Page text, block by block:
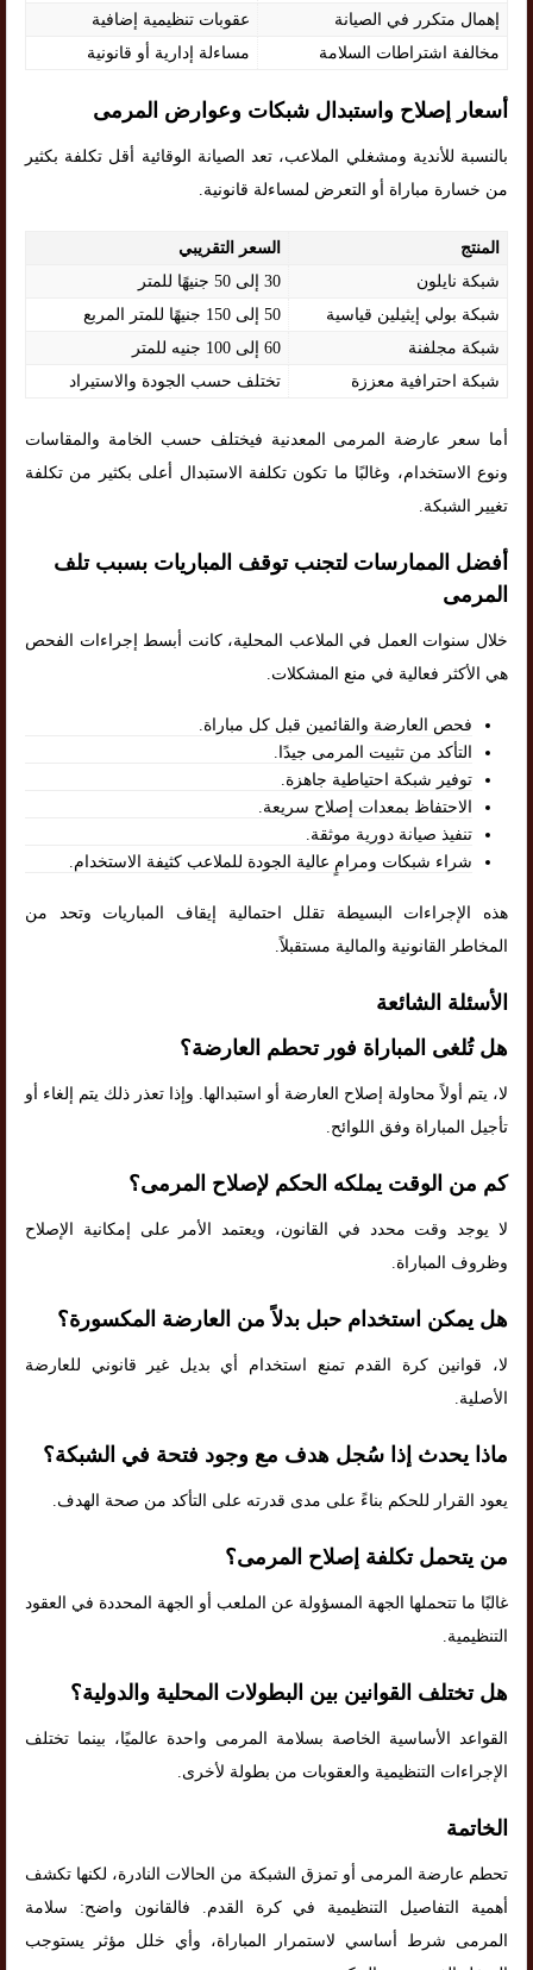
إهمال متكرر في الصيانة
عقوبات تنظيمية إضافية
مخالفة اشتراطات السلامة
مساءلة إدارية أو قانونية
أسعار إصلاح واستبدال شبكات وعوارض المرمى
بالنسبة للأندية ومشغلي الملاعب، تعد الصيانة الوقائية أقل تكلفة بكثير
من خسارة مباراة أو التعرض لمساءلة قانونية.
المنتج
السعر التقريبي
شبكة نايلون
30 إلى 50 جنيهًا للمتر
شبكة بولي إيثيلين قياسية
50 إلى 150 جنيهًا للمتر المربع
شبكة مجلفنة
60 إلى 100 جنيه للمتر
شبكة احترافية معززة
تختلف حسب الجودة والاستيراد
أما سعر عارضة المرمى المعدنية فيختلف حسب الخامة والمقاسات
ونوع الاستخدام، وغالبًا ما تكون تكلفة الاستبدال أعلى بكثير من تكلفة
تغيير الشبكة.
أفضل الممارسات لتجنب توقف المباريات بسبب تلف
المرمى
خلال سنوات العمل في الملاعب المحلية، كانت أبسط إجراءات الفحص
هي الأكثر فعالية في منع المشكلات.
فحص العارضة والقائمين قبل كل مباراة.
التأكد من تثبيت المرمى جيدًا.
توفير شبكة احتياطية جاهزة.
الاحتفاظ بمعدات إصلاح سريعة.
تنفيذ صيانة دورية موثقة.
شراء شبكات ومرامٍ عالية الجودة للملاعب كثيفة الاستخدام.
هذه الإجراءات البسيطة تقلل احتمالية إيقاف المباريات وتحد من
المخاطر القانونية والمالية مستقبلاً.
الأسئلة الشائعة
هل تُلغى المباراة فور تحطم العارضة؟
لا، يتم أولاً محاولة إصلاح العارضة أو استبدالها. وإذا تعذر ذلك يتم إلغاء أو
تأجيل المباراة وفق اللوائح.
كم من الوقت يملكه الحكم لإصلاح المرمى؟
لا يوجد وقت محدد في القانون، ويعتمد الأمر على إمكانية الإصلاح
وظروف المباراة.
هل يمكن استخدام حبل بدلاً من العارضة المكسورة؟
لا، قوانين كرة القدم تمنع استخدام أي بديل غير قانوني للعارضة
الأصلية.
ماذا يحدث إذا سُجل هدف مع وجود فتحة في الشبكة؟
يعود القرار للحكم بناءً على مدى قدرته على التأكد من صحة الهدف.
من يتحمل تكلفة إصلاح المرمى؟
غالبًا ما تتحملها الجهة المسؤولة عن الملعب أو الجهة المحددة في العقود
التنظيمية.
هل تختلف القوانين بين البطولات المحلية والدولية؟
القواعد الأساسية الخاصة بسلامة المرمى واحدة عالميًا، بينما تختلف
الإجراءات التنظيمية والعقوبات من بطولة لأخرى.
الخاتمة
تحطم عارضة المرمى أو تمزق الشبكة من الحالات النادرة، لكنها تكشف
أهمية التفاصيل التنظيمية في كرة القدم. فالقانون واضح: سلامة
المرمى شرط أساسي لاستمرار المباراة، وأي خلل مؤثر يستوجب